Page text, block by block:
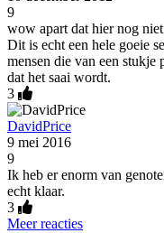
9
wow apart dat hier nog
Dit is echt een hele goeie
mensen die van een
dat het saai wordt.
3
DavidPrice
9 mei 2016
9
Ik heb er enorm van
echt klaar.
3
Meer reacties